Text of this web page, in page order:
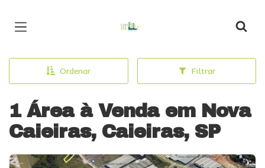
Ordenar Filtrar
1 Área à Venda em Nova
Caieiras, Caieiras, SP